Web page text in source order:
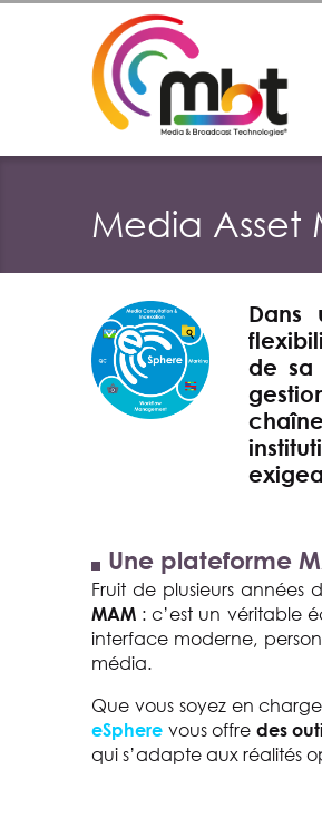
Media
Dans
de sa
Une plateforme
Fruit de plusieurs
MAM : c’est un véritable
interface moderne,
média.
Que vous soyez en
eSphere vous offre des
qui s’adapte aux réalités